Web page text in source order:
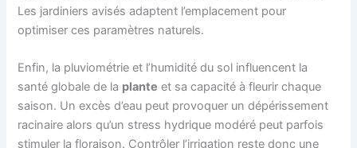
Les jardiniers avisés adaptent l’emplacement pour
optimiser ces paramètres naturels.
Enfin, la pluviométrie et l’humidité du sol influencent la
santé globale de la plante et sa capacité à fleurir chaque
saison. Un excès d’eau peut provoquer un dépérissement
racinaire alors qu’un stress hydrique modéré peut parfois
stimuler la floraison. Contrôler l’irrigation reste donc une